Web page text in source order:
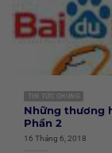
TIN TỨC CHUNG
Những thương
Phần 2
16 Tháng 6, 2018